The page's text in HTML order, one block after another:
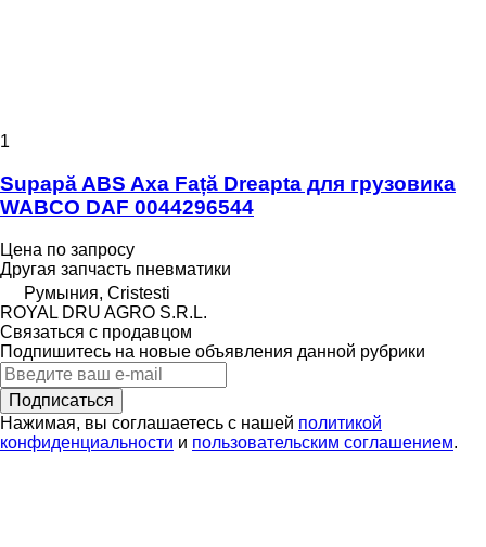
1
Supapă ABS Axa Față Dreapta для грузовика
WABCO DAF 0044296544
Цена по запросу
Другая запчасть пневматики
Румыния, Cristesti
ROYAL DRU AGRO S.R.L.
Связаться с продавцом
Подпишитесь на новые объявления данной рубрики
Подписаться
Нажимая, вы соглашаетесь с нашей политикой
конфиденциальности и пользовательским соглашением.